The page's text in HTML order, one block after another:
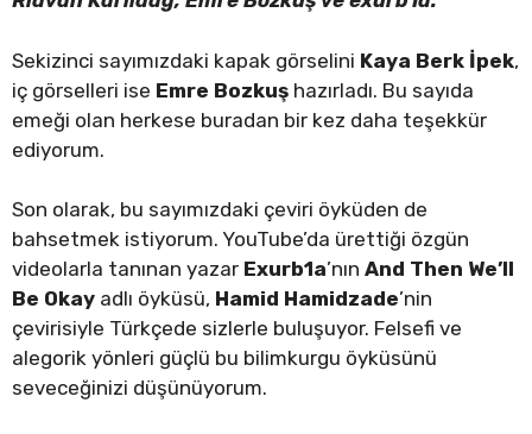
Sekizinci sayımızdaki kapak görselini Kaya Berk İpek,
iç görselleri ise Emre Bozkuş hazırladı. Bu sayıda
emeği olan herkese buradan bir kez daha teşekkür
ediyorum.
Son olarak, bu sayımızdaki çeviri öyküden de
bahsetmek istiyorum. YouTube’da ürettiği özgün
videolarla tanınan yazar Exurb1a’nın And Then We’ll
Be Okay adlı öyküsü, Hamid Hamidzade’nin
çevirisiyle Türkçede sizlerle buluşuyor. Felsefi ve
alegorik yönleri güçlü bu bilimkurgu öyküsünü
seveceğinizi düşünüyorum.